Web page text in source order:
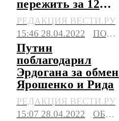
пережить за 12
лет заключения в
США
РЕДАКЦИЯ ВЕСТИ.РУ
15:46 28.04.2022
ПОЛИТИКА
Путин
поблагодарил
Эрдогана за обмен
Ярошенко и Рида
РЕДАКЦИЯ ВЕСТИ.РУ
15:07 28.04.2022
ОБЩЕСТВО